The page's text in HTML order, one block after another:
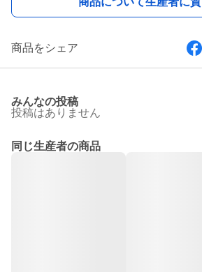
商品をシェア
みんなの投稿
投稿はありません
同じ生産者の商品